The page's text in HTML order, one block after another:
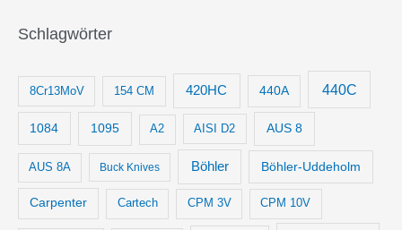
Schlagwörter
8Cr13MoV 154 CM 420HC 440A 440C
1084 1095 A2 AISI D2 AUS 8
AUS 8A Buck Knives Böhler Böhler-Uddeholm
Carpenter Cartech CPM 3V CPM 10V